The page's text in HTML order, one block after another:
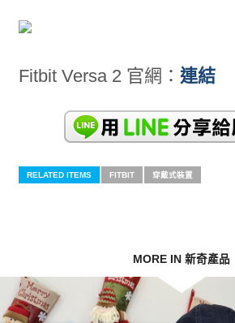
Fitbit Versa 2 官網： 連結
RELATED ITEMS FITBIT 穿戴式裝置
MORE IN 新奇產品